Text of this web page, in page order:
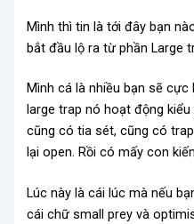
Mình thì tin là tới đây bạn
bắt đầu lộ ra từ phần Large
Mình cá là nhiều bạn sẽ
large trap nó hoạt động
cũng có tia sét, cũng có
lại open. Rồi có mấy con
Lúc này là cái lúc mà nếu
cái chữ small prey và